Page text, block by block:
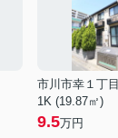
市川市幸１丁目
1K (19.87㎡)
9.5万円